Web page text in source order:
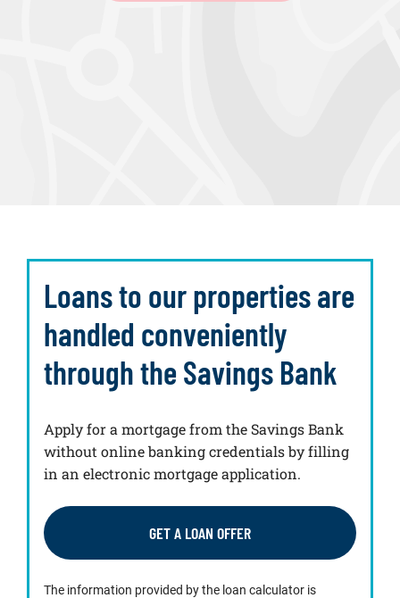
Loans to our properties are
handled conveniently
through the Savings Bank
Apply for a mortgage from the Savings Bank
without online banking credentials by filling
in an electronic mortgage application.
GET A LOAN OFFER
The information provided by the loan calculator is